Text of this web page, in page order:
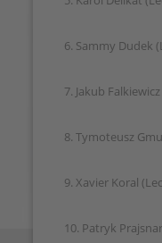
6. Sammy Dudek
7. Jakub
8. Tymoteusz
9. Xavier Koral
10. Patryk